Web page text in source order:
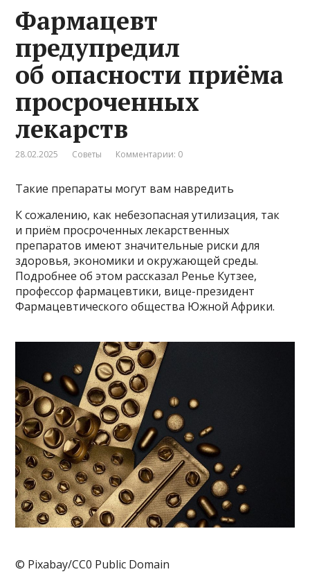
Фармацевт
предупредил
об опасности приёма
просроченных
лекарств
28.02.2025 Советы Комментарии: 0
Такие препараты могут вам навредить
К сожалению, как небезопасная утилизация, так
и приём просроченных лекарственных
препаратов имеют значительные риски для
здоровья, экономики и окружающей среды.
Подробнее об этом рассказал Ренье Кутзее,
профессор фармацевтики, вице-президент
Фармацевтического общества Южной Африки.
© Pixabay/CC0 Public Domain